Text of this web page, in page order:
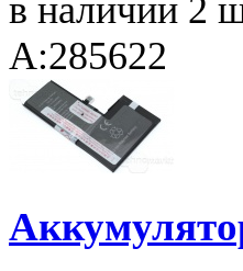
в наличии 2
A:285622